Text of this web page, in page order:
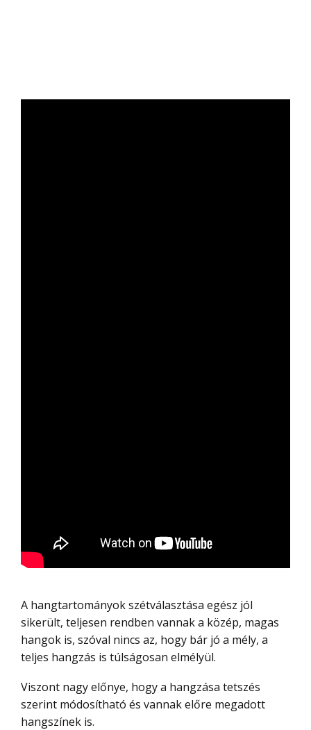
A hangtartományok szétválasztása egész jól
sikerült, teljesen rendben vannak a közép, magas
hangok is, szóval nincs az, hogy bár jó a mély, a
teljes hangzás is túlságosan elmélyül.
Viszont nagy előnye, hogy a hangzása tetszés
szerint módosítható és vannak előre megadott
hangszínek is.